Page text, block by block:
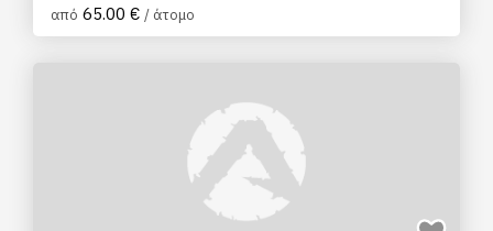
από 65.00 € / άτομο